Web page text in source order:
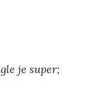
je super;